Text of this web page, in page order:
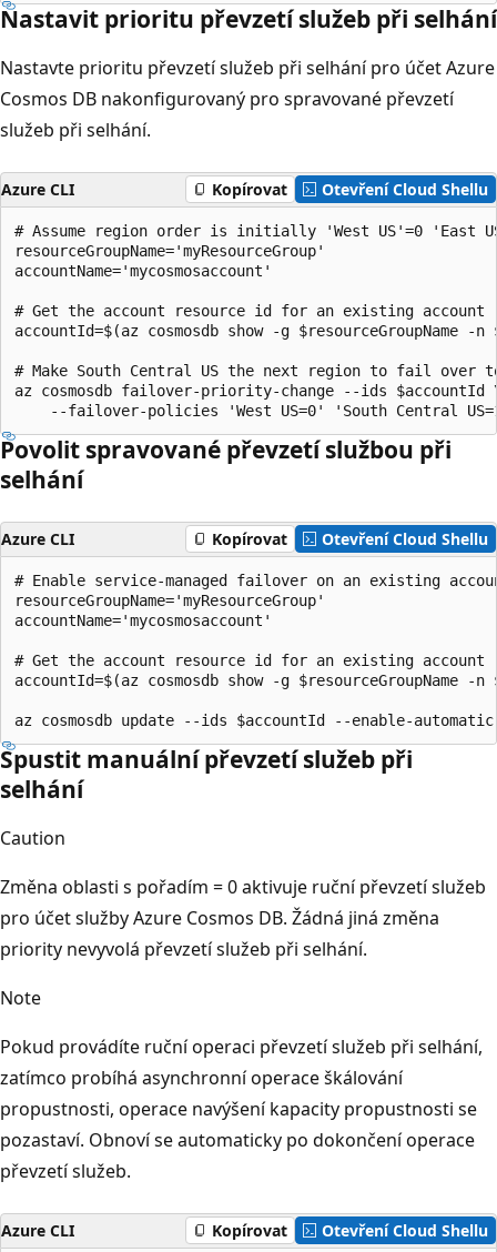
Nastavit prioritu převzetí služeb při selhání
Nastavte prioritu převzetí služeb při selhání pro účet Azure
Cosmos DB nakonfigurovaný pro spravované převzetí
služeb při selhání.
Azure CLI Kopírovat Otevření Cloud Shellu
# Assume region order is initially 'West US'=0 'East
resourceGroupName='myResourceGroup'
accountName='mycosmosaccount'
# Get the account resource id for an existing account
accountId=$(az cosmosdb show -g $resourceGroupName
# Make South Central US the next region to fail over
az cosmosdb failover-priority-change --ids $accountId
Povolit spravované převzetí službou při
selhání
Azure CLI Kopírovat Otevření Cloud Shellu
# Enable service-managed failover on an existing
resourceGroupName='myResourceGroup'
accountName='mycosmosaccount'
# Get the account resource id for an existing account
accountId=$(az cosmosdb show -g $resourceGroupName
Spustit manuální převzetí služeb při
selhání
Caution
Změna oblasti s pořadím = 0 aktivuje ruční převzetí služeb
pro účet služby Azure Cosmos DB. Žádná jiná změna
priority nevyvolá převzetí služeb při selhání.
Note
Pokud provádíte ruční operaci převzetí služeb při selhání,
zatímco probíhá asynchronní operace škálování
propustnosti, operace navýšení kapacity propustnosti se
pozastaví. Obnoví se automaticky po dokončení operace
převzetí služeb.
Azure CLI Kopírovat Otevření Cloud Shellu